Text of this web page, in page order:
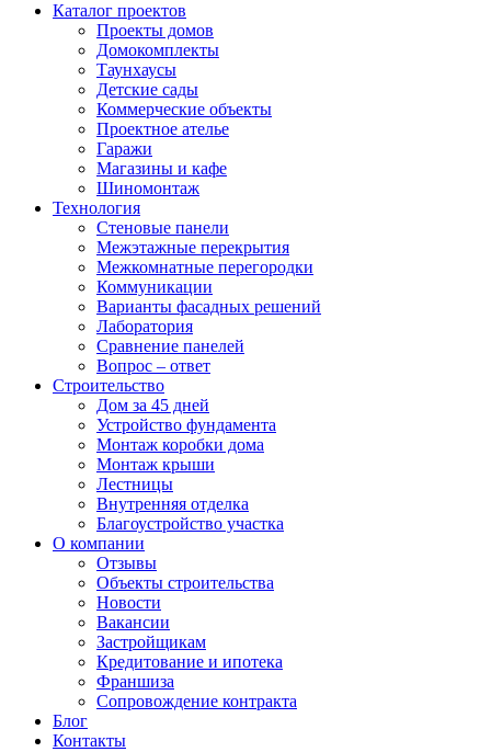
Каталог проектов
Проекты домов
Домокомплекты
Таунхаусы
Детские сады
Коммерческие объекты
Проектное ателье
Гаражи
Магазины и кафе
Шиномонтаж
Технология
Стеновые панели
Межэтажные перекрытия
Межкомнатные перегородки
Коммуникации
Варианты фасадных решений
Лаборатория
Сравнение панелей
Вопрос – ответ
Строительство
Дом за 45 дней
Устройство фундамента
Монтаж коробки дома
Монтаж крыши
Лестницы
Внутренняя отделка
Благоустройство участка
О компании
Отзывы
Объекты строительства
Новости
Вакансии
Застройщикам
Кредитование и ипотека
Франшиза
Сопровождение контракта
Блог
Контакты